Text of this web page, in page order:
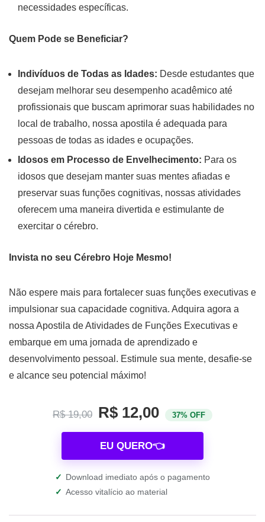
necessidades específicas.
Quem Pode se Beneficiar?
Indivíduos de Todas as Idades: Desde estudantes que
desejam melhorar seu desempenho acadêmico até
profissionais que buscam aprimorar suas habilidades no
local de trabalho, nossa apostila é adequada para
pessoas de todas as idades e ocupações.
Idosos em Processo de Envelhecimento: Para os
idosos que desejam manter suas mentes afiadas e
preservar suas funções cognitivas, nossas atividades
oferecem uma maneira divertida e estimulante de
exercitar o cérebro.
Invista no seu Cérebro Hoje Mesmo!
Não espere mais para fortalecer suas funções executivas e
impulsionar sua capacidade cognitiva. Adquira agora a
nossa Apostila de Atividades de Funções Executivas e
embarque em uma jornada de aprendizado e
desenvolvimento pessoal. Estimule sua mente, desafie-se
e alcance seu potencial máximo!
R$ 19,00 R$ 12,00 37% OFF
EU QUERO👈
✓ Download imediato após o pagamento
✓ Acesso vitalício ao material